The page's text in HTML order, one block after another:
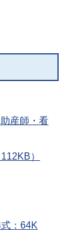
産師・看
）
：64K